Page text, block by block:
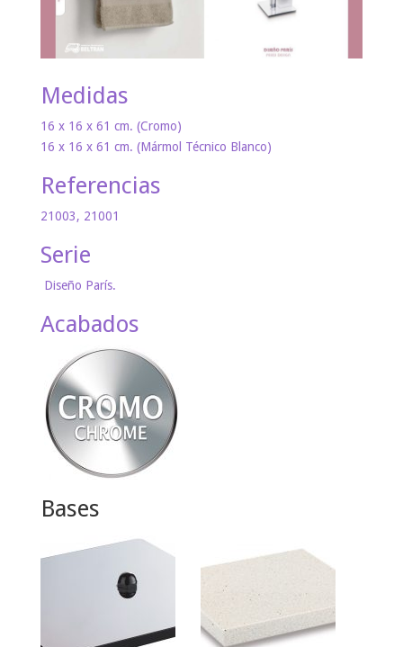
Medidas
16 x 16 x 61 cm. (Cromo)
16 x 16 x 61 cm. (Mármol Técnico Blanco)
Referencias
21003, 21001
Serie
Diseño París.
Acabados
Bases